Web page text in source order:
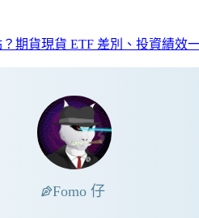
期貨現貨 ETF 差別、投資績效
Fomo 仔